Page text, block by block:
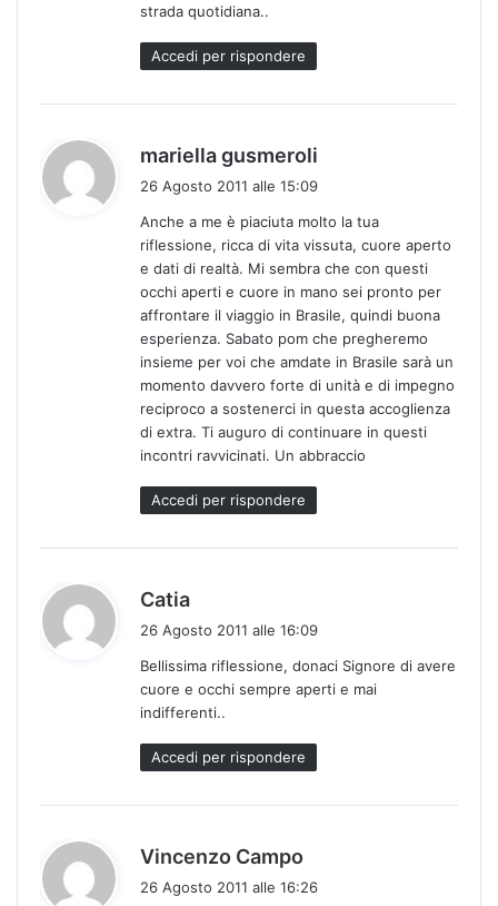
strada quotidiana..
Accedi per rispondere
mariella gusmeroli
e
t
t
:
26 Agosto 2011 alle 15:09
Anche a me è piaciuta molto la tua
riflessione, ricca di vita vissuta, cuore aperto
e dati di realtà. Mi sembra che con questi
occhi aperti e cuore in mano sei pronto per
affrontare il viaggio in Brasile, quindi buona
esperienza. Sabato pom che pregheremo
insieme per voi che amdate in Brasile sarà un
momento davvero forte di unità e di impegno
reciproco a sostenerci in questa accoglienza
di extra. Ti auguro di continuare in questi
incontri ravvicinati. Un abbraccio
Accedi per rispondere
Catia
e
t
t
o
:
26 Agosto 2011 alle 16:09
Bellissima riflessione, donaci Signore di avere
cuore e occhi sempre aperti e mai
indifferenti..
Accedi per rispondere
Vincenzo Campo
26 Agosto 2011 alle 16:26